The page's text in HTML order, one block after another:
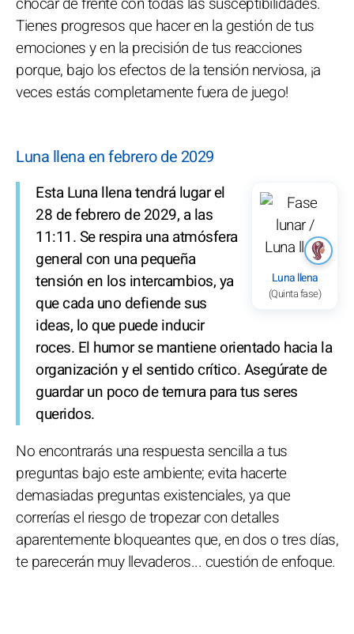
Tienes progresos que hacer en la gestión de tus
emociones y en la precisión de tus reacciones
porque, bajo los efectos de la tensión nerviosa, ¡a
veces estás completamente fuera de juego!
Luna llena en febrero de 2029
Luna llena
(Quinta fase)
Esta Luna llena tendrá lugar el
28 de febrero de 2029, a las
11:11. Se respira una atmósfera
general con una pequeña
tensión en los intercambios, ya
que cada uno defiende sus
ideas, lo que puede inducir
roces. El humor se mantiene orientado hacia la
organización y el sentido crítico. Asegúrate de
guardar un poco de ternura para tus seres
queridos.
No encontrarás una respuesta sencilla a tus
preguntas bajo este ambiente; evita hacerte
demasiadas preguntas existenciales, ya que
correrías el riesgo de tropezar con detalles
aparentemente bloqueantes que, en dos o tres días,
te parecerán muy llevaderos... cuestión de enfoque.